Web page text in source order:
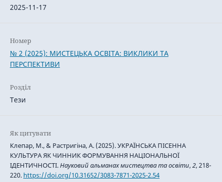
2025-11-17
Номер
№ 2 (2025): МИСТЕЦЬКА ОСВІТА: ВИКЛИКИ ТА
ПЕРСПЕКТИВИ
Розділ
Тези
Як цитувати
Клепар, М., & Растригіна, А. (2025). УКРАЇНСЬКА ПІСЕННА
КУЛЬТУРА ЯК ЧИННИК ФОРМУВАННЯ НАЦІОНАЛЬНОЇ
ІДЕНТИЧНОСТІ.Науковий альманах мистецтва та освіти,2, 218-
220. https://doi.org/10.31652/3083-7871-2025-2.54